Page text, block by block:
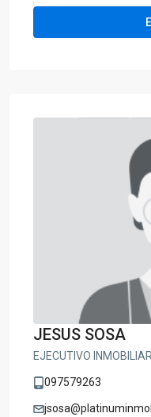
JESUS SOSA
EJECUTIVO
097579263